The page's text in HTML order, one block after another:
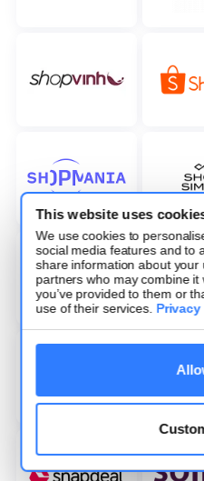
This website uses
We use cookies to
social media features and to
share information about your
partners who may combine
you’ve provided to them or
use of their services.